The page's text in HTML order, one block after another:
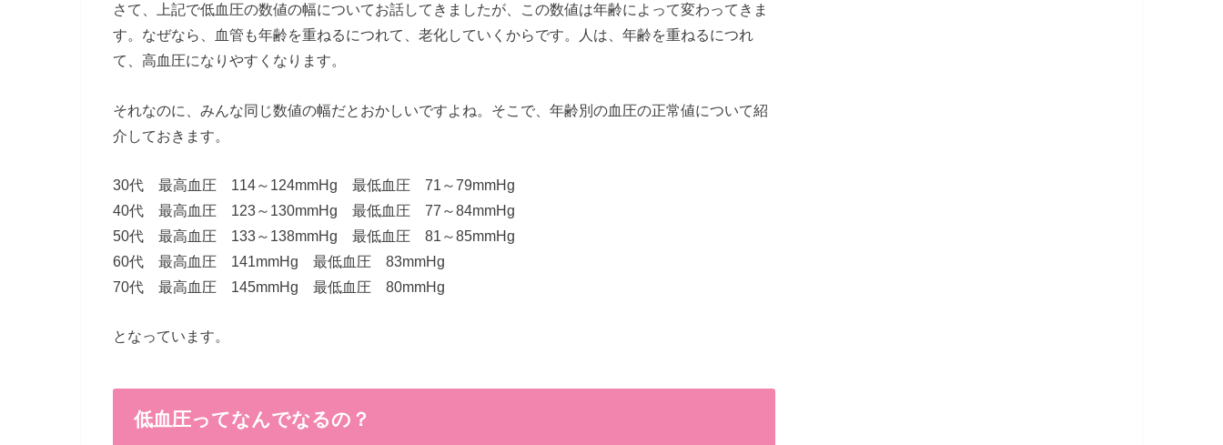
さて、上記で低血圧の数値の幅についてお話してきましたが、この数値は年齢によって変わってきま
す。なぜなら、血管も年齢を重ねるにつれて、老化していくからです。人は、年齢を重ねるにつれ
て、高血圧になりやすくなります。
それなのに、みんな同じ数値の幅だとおかしいですよね。そこで、年齢別の血圧の正常値について紹
介しておきます。
30代 最高血圧 114～124mmHg 最低血圧 71～79mmHg
40代 最高血圧 123～130mmHg 最低血圧 77～84mmHg
50代 最高血圧 133～138mmHg 最低血圧 81～85mmHg
60代 最高血圧 141mmHg 最低血圧 83mmHg
70代 最高血圧 145mmHg 最低血圧 80mmHg
となっています。
低血圧ってなんでなるの？